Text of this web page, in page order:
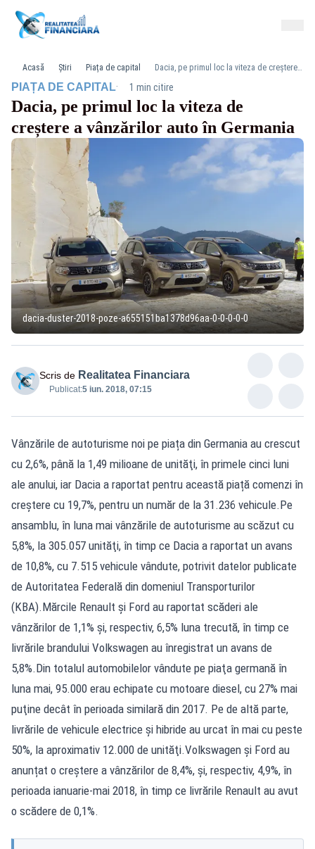
Acasă Știri Piața de capital Dacia, pe primul loc la viteza de creștere a vânzărilor auto în Germania
PIAȚA DE CAPITAL· 1 min citire
Dacia, pe primul loc la viteza de
creștere a vânzărilor auto în Germania
dacia-duster-2018-poze-a655151ba1378d96aa-0-0-0-0-0
Scris de Realitatea Financiara
Publicat:5 iun. 2018, 07:15
Vânzările de autoturisme noi pe piața din Germania au crescut
cu 2,6%, până la 1,49 milioane de unităţi, în primele cinci luni
ale anului, iar Dacia a raportat pentru această piață comenzi în
creștere cu 19,7%, pentru un număr de la 31.236 vehicule.Pe
ansamblu, în luna mai vânzările de autoturisme au scăzut cu
5,8%, la 305.057 unităţi, în timp ce Dacia a raportat un avans
de 10,8%, cu 7.515 vehicule vândute, potrivit datelor publicate
de Autoritatea Federală din domeniul Transporturilor
(KBA).Mărcile Renault şi Ford au raportat scăderi ale
vânzărilor de 1,1% şi, respectiv, 6,5% luna trecută, în timp ce
livrările brandului Volkswagen au înregistrat un avans de
5,8%.Din totalul automobilelor vândute pe piaţa germană în
luna mai, 95.000 erau echipate cu motoare diesel, cu 27% mai
puţine decât în perioada similară din 2017. Pe de altă parte,
livrările de vehicule electrice şi hibride au urcat în mai cu peste
50%, la aproximativ 12.000 de unităţi.Volkswagen şi Ford au
anunțat o creștere a vânzărilor de 8,4%, şi, respectiv, 4,9%, în
perioada ianuarie-mai 2018, în timp ce livrările Renault au avut
o scădere de 0,1%.